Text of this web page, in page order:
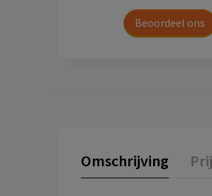
Beoordeel ons
Omschrijving